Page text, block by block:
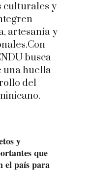
culturales y
artesanía y
busca
una huella
del
y
que
el país para